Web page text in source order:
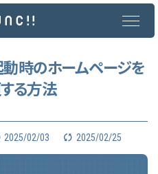
時のホームページを
る方法
2025/02/03 2025/02/25